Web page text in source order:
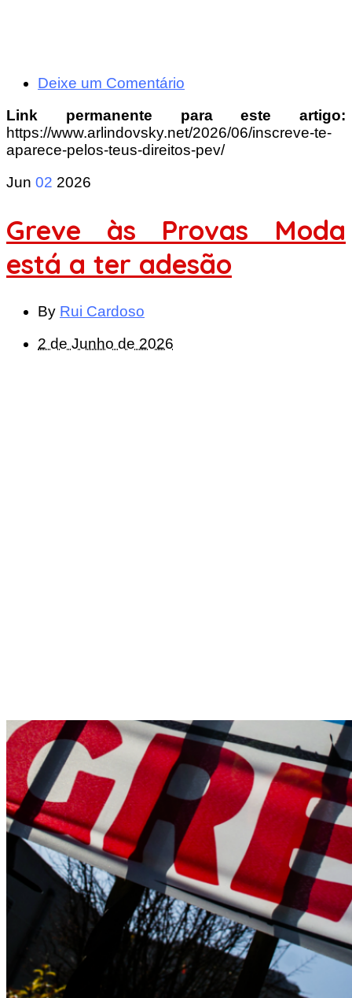
Deixe um Comentário
Link permanente para este artigo:
https://www.arlindovsky.net/2026/06/inscreve-te-
aparece-pelos-teus-direitos-pev/
Jun 02 2026
Greve às Provas Moda
está a ter adesão
By Rui Cardoso
2 de Junho de 2026